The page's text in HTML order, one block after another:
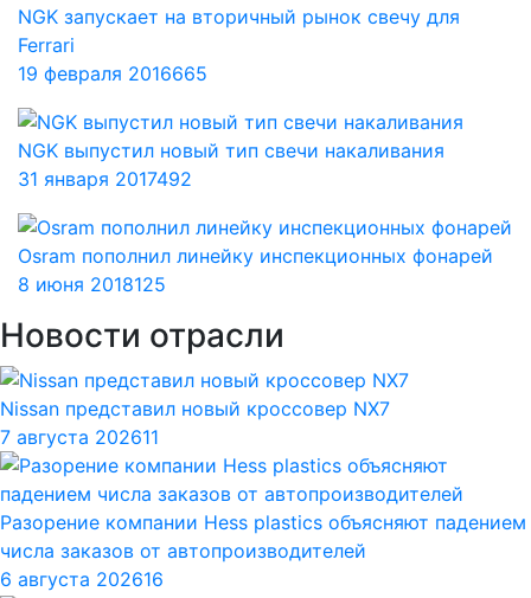
NGK запускает на вторичный рынок свечу для
Ferrari
19 февраля 2016665
NGK выпустил новый тип свечи накаливания
31 января 2017492
Osram пополнил линейку инспекционных фонарей
8 июня 2018125
Новости отрасли
Nissan представил новый кроссовер NX7
7 августа 202611
Разорение компании Hess plastics объясняют падением
числа заказов от автопроизводителей
6 августа 202616